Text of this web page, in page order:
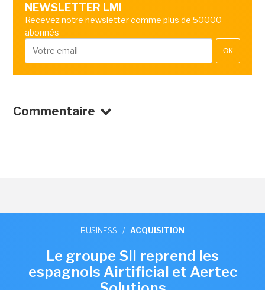
NEWSLETTER LMI
Recevez notre newsletter comme plus de 50000
abonnés
OK
Commentaire
BUSINESS / ACQUISITION
Le groupe SII reprend les
espagnols Airtificial et Aertec